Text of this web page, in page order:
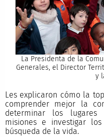
La Presidenta de la
Generales, el Director
y
Les explicaron cómo la
comprender mejor la
determinar los lugares
misiones e investigar
búsqueda de la vida.